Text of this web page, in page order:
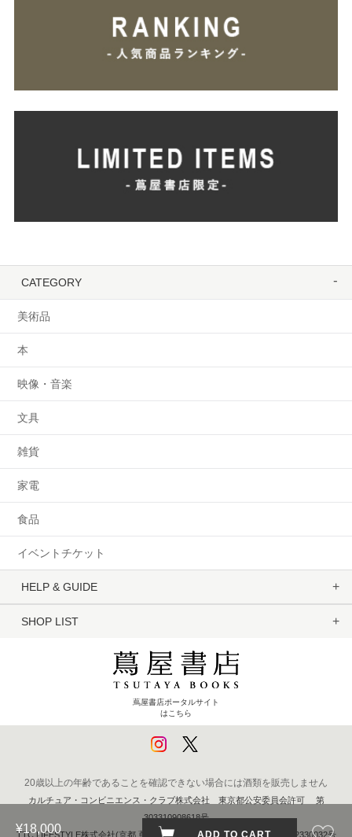
¥18,000 ADD TO CART
CATEGORY
美術品
本
映像・音楽
文具
雑貨
家電
食品
イベントチケット
HELP & GUIDE
SHOP LIST
蔦屋書店ポータルサイト
はこちら
20歳以上の年齢であることを確認できない場合には酒類を販売しません
カルチュア・コンビニエンス・クラブ株式会社 東京都公安委員会許可 第
303310908618号
TTC LIFESTYLE株式会社(京都 蔦屋書店) 京都府公安委員会 第611262330032号